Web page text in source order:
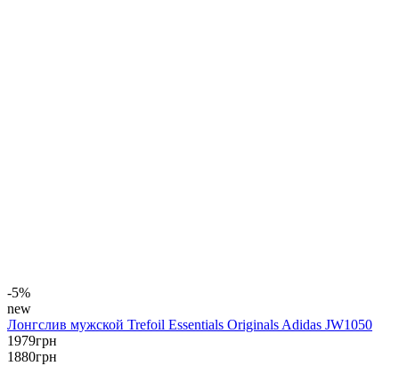
-5%
new
Лонгслив мужской Trefoil Essentials Originals Adidas JW1050
1979грн
1880грн